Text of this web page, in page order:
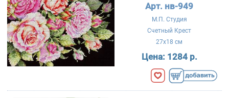
Арт. нв-949
М.П. Студия
Счетный Крест
27x18 см
Цена: 1284 р.